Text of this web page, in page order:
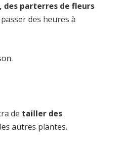
des parterres de fleurs
des heures à
de tailler des
autres plantes.